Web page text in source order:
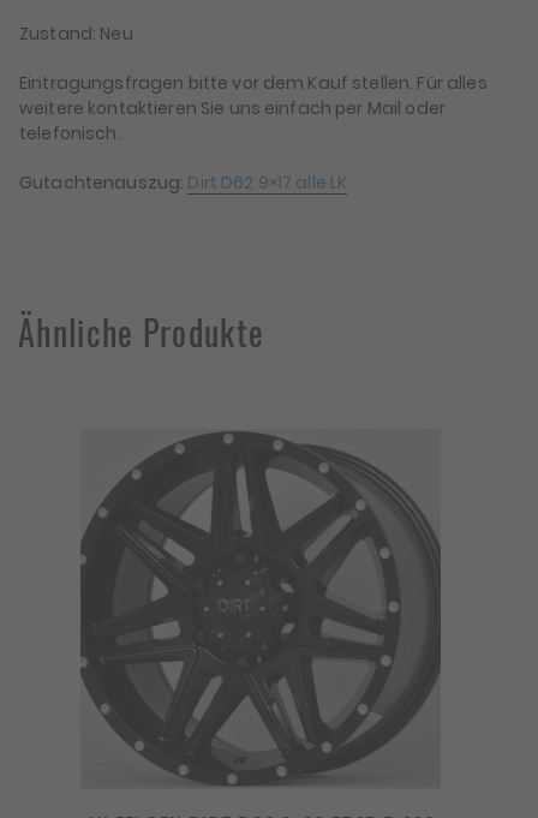
Zustand: Neu
Eintragungsfragen bitte vor dem Kauf stellen. Für alles
weitere kontaktieren Sie uns einfach per Mail oder
telefonisch.
Gutachtenauszug: Dirt D62 9×17 alle LK
Ähnliche Produkte